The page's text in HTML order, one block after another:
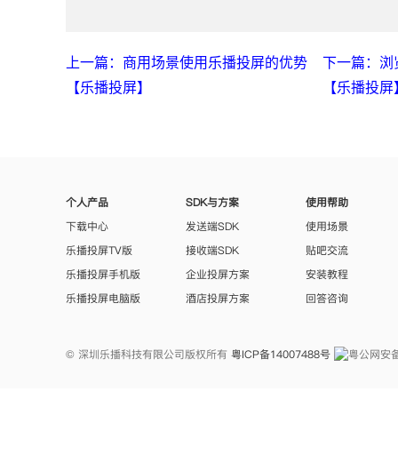
上一篇：商用场景使用乐播投屏的优势
【乐播投屏】
下一篇：
【乐播投
个人产品
下载中心
乐播投屏TV版
乐播投屏手机版
乐播投屏电脑版
SDK与方案
发送端SDK
接收端SDK
企业投屏方案
酒店投屏方案
使用帮助
使用场景
贴吧交流
安装教程
回答咨询
© 深圳乐播科技有限公司版权所有 粤ICP备14007488号